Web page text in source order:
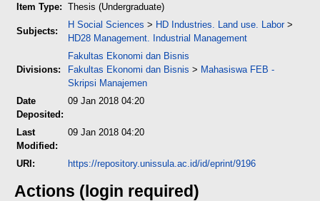
Item Type: Thesis (Undergraduate)
Subjects:
H Social Sciences > HD Industries. Land use. Labor>
HD28 Management. Industrial Management
Divisions:
Fakultas Ekonomi dan Bisnis
Fakultas Ekonomi dan Bisnis > Mahasiswa FEB -
Skripsi Manajemen
Date
Deposited:
09 Jan 2018 04:20
Last
Modified:
09 Jan 2018 04:20
URI: https://repository.unissula.ac.id/id/eprint/9196
Actions (login required)